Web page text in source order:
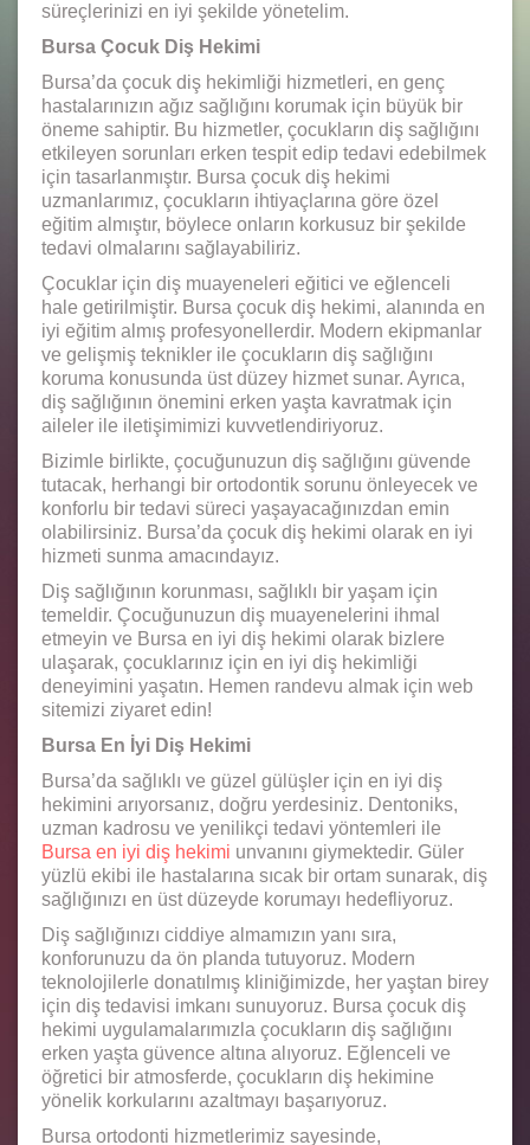
süreçlerinizi en iyi şekilde yönetelim.
Bursa Çocuk Diş Hekimi
Bursa’da çocuk diş hekimliği hizmetleri, en genç
hastalarınızın ağız sağlığını korumak için büyük bir
öneme sahiptir. Bu hizmetler, çocukların diş sağlığını
etkileyen sorunları erken tespit edip tedavi edebilmek
için tasarlanmıştır. Bursa çocuk diş hekimi
uzmanlarımız, çocukların ihtiyaçlarına göre özel
eğitim almıştır, böylece onların korkusuz bir şekilde
tedavi olmalarını sağlayabiliriz.
Çocuklar için diş muayeneleri eğitici ve eğlenceli
hale getirilmiştir. Bursa çocuk diş hekimi, alanında en
iyi eğitim almış profesyonellerdir. Modern ekipmanlar
ve gelişmiş teknikler ile çocukların diş sağlığını
koruma konusunda üst düzey hizmet sunar. Ayrıca,
diş sağlığının önemini erken yaşta kavratmak için
aileler ile iletişimimizi kuvvetlendiriyoruz.
Bizimle birlikte, çocuğunuzun diş sağlığını güvende
tutacak, herhangi bir ortodontik sorunu önleyecek ve
konforlu bir tedavi süreci yaşayacağınızdan emin
olabilirsiniz. Bursa’da çocuk diş hekimi olarak en iyi
hizmeti sunma amacındayız.
Diş sağlığının korunması, sağlıklı bir yaşam için
temeldir. Çocuğunuzun diş muayenelerini ihmal
etmeyin ve Bursa en iyi diş hekimi olarak bizlere
ulaşarak, çocuklarınız için en iyi diş hekimliği
deneyimini yaşatın. Hemen randevu almak için web
sitemizi ziyaret edin!
Bursa En İyi Diş Hekimi
Bursa’da sağlıklı ve güzel gülüşler için en iyi diş
hekimini arıyorsanız, doğru yerdesiniz. Dentoniks,
uzman kadrosu ve yenilikçi tedavi yöntemleri ile
Bursa en iyi diş hekimi unvanını giymektedir. Güler
yüzlü ekibi ile hastalarına sıcak bir ortam sunarak, diş
sağlığınızı en üst düzeyde korumayı hedefliyoruz.
Diş sağlığınızı ciddiye almamızın yanı sıra,
konforunuzu da ön planda tutuyoruz. Modern
teknolojilerle donatılmış kliniğimizde, her yaştan birey
için diş tedavisi imkanı sunuyoruz. Bursa çocuk diş
hekimi uygulamalarımızla çocukların diş sağlığını
erken yaşta güvence altına alıyoruz. Eğlenceli ve
öğretici bir atmosferde, çocukların diş hekimine
yönelik korkularını azaltmayı başarıyoruz.
Bursa ortodonti hizmetlerimiz sayesinde,